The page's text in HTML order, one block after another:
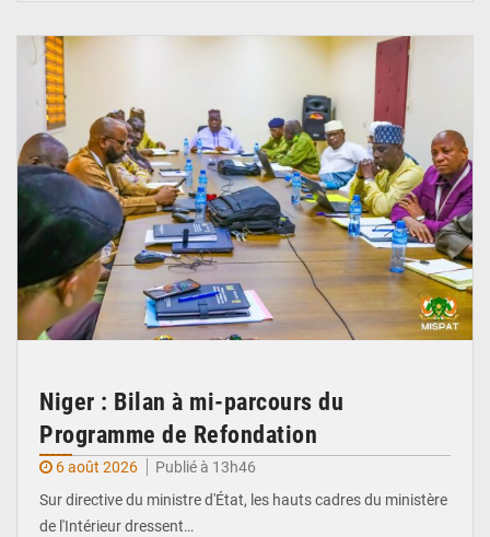
Niger : Bilan à mi-parcours du
Programme de Refondation
6 août 2026
Publié à 13h46
Sur directive du ministre d'État, les hauts cadres du ministère
de l'Intérieur dressent…